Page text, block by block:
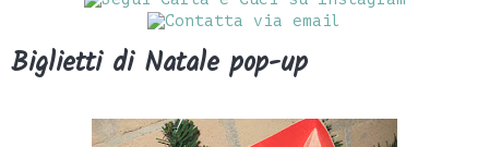
Biglietti di Natale pop-up